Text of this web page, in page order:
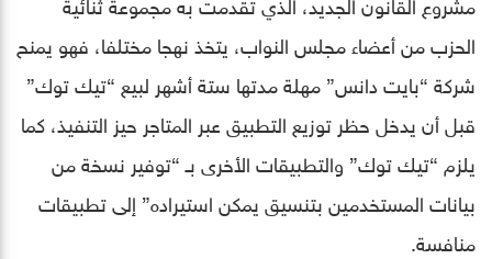
الحزب من أعضاء مجلس النواب، يتخذ نهجا مختلفا، فهو يمنح
شركة “بايت دانس” مهلة مدتها ستة أشهر لبيع “تيك توك”
قبل أن يدخل حظر توزيع التطبيق عبر المتاجر حيز التنفيذ، كما
يلزم “تيك توك” والتطبيقات الأخرى بـ “توفير نسخة من
بيانات المستخدمين بتنسيق يمكن استيراده” إلى تطبيقات
منافسة.